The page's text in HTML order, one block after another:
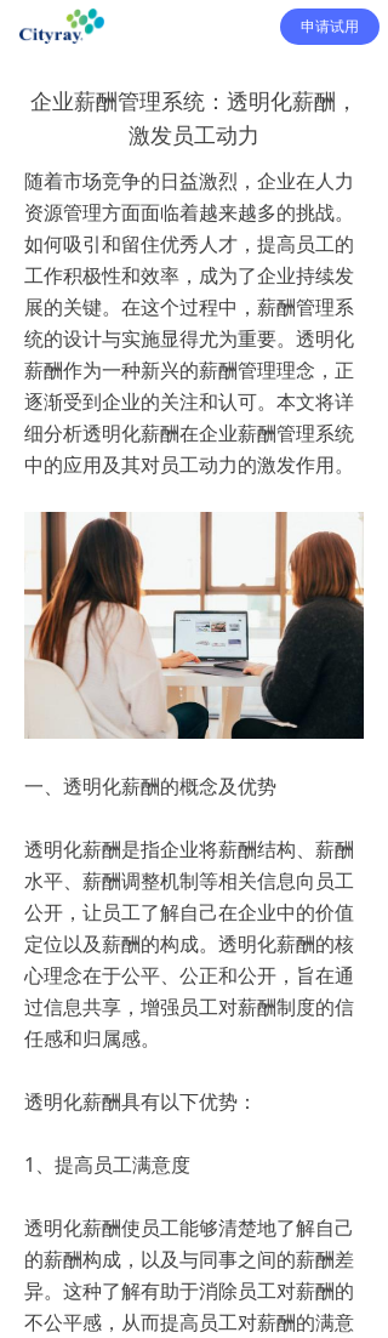
申请试用
企业薪酬管理系统：透明化薪酬，
激发员工动力
随着市场竞争的日益激烈，企业在人力
资源管理方面面临着越来越多的挑战。
如何吸引和留住优秀人才，提高员工的
工作积极性和效率，成为了企业持续发
展的关键。在这个过程中，薪酬管理系
统的设计与实施显得尤为重要。透明化
薪酬作为一种新兴的薪酬管理理念，正
逐渐受到企业的关注和认可。本文将详
细分析透明化薪酬在企业薪酬管理系统
中的应用及其对员工动力的激发作用。
一、透明化薪酬的概念及优势
透明化薪酬是指企业将薪酬结构、薪酬
水平、薪酬调整机制等相关信息向员工
公开，让员工了解自己在企业中的价值
定位以及薪酬的构成。透明化薪酬的核
心理念在于公平、公正和公开，旨在通
过信息共享，增强员工对薪酬制度的信
任感和归属感。
透明化薪酬具有以下优势：
1、提高员工满意度
透明化薪酬使员工能够清楚地了解自己
的薪酬构成，以及与同事之间的薪酬差
异。这种了解有助于消除员工对薪酬的
不公平感，从而提高员工对薪酬的满意